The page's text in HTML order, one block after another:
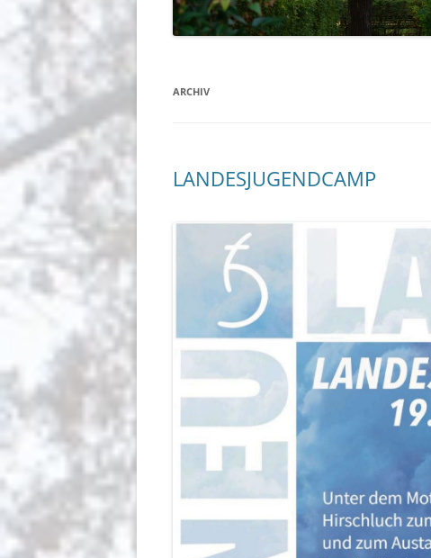
BERICHTE
BERLIN-JOHANNISTHAL
ARCHIV
LANDESJUGENDCAMP